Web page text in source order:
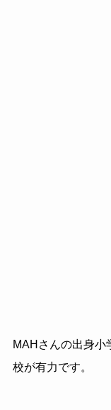
MAHさんの出身小
校が有力です。